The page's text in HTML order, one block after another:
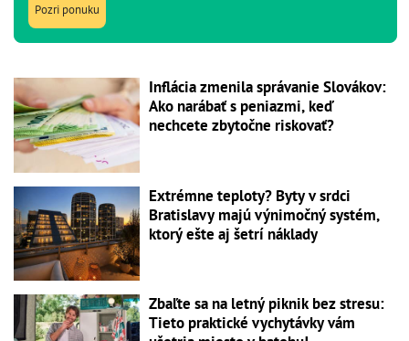
Pozri ponuku
Inflácia zmenila správanie Slovákov:
Ako narábať s peniazmi, keď
nechcete zbytočne riskovať?
Extrémne teploty? Byty v srdci
Bratislavy majú výnimočný systém,
ktorý ešte aj šetrí náklady
Zbaľte sa na letný piknik bez stresu:
Tieto praktické vychytávky vám